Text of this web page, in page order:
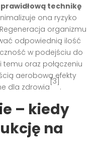
prawidłową technikę
ona ryzyko
organizmu
odpowiednią ilość
w podejściu do
temu oraz połączeniu
aerobową efekty
dla zdrowia
[3]
.
– kiedy
na